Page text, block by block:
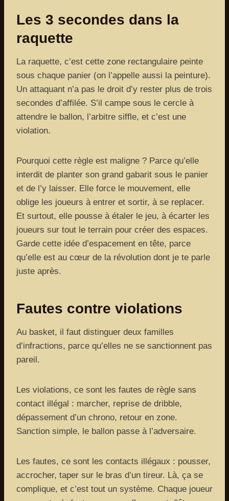
Les 3 secondes dans la
raquette
La raquette, c’est cette zone rectangulaire peinte
sous chaque panier (on l’appelle aussi la peinture).
Un attaquant n’a pas le droit d’y rester plus de trois
secondes d’affilée. S’il campe sous le cercle à
attendre le ballon, l’arbitre siffle, et c’est une
violation.
Pourquoi cette règle est maligne ? Parce qu’elle
interdit de planter son grand gabarit sous le panier
et de l’y laisser. Elle force le mouvement, elle
oblige les joueurs à entrer et sortir, à se replacer.
Et surtout, elle pousse à étaler le jeu, à écarter les
joueurs sur tout le terrain pour créer des espaces.
Garde cette idée d’espacement en tête, parce
qu’elle est au cœur de la révolution dont je te parle
juste après.
Fautes contre violations
Au basket, il faut distinguer deux familles
d’infractions, parce qu’elles ne se sanctionnent pas
pareil.
Les violations, ce sont les fautes de règle sans
contact illégal : marcher, reprise de dribble,
dépassement d’un chrono, retour en zone.
Sanction simple, le ballon passe à l’adversaire.
Les fautes, ce sont les contacts illégaux : pousser,
accrocher, taper sur le bras d’un tireur. Là, ça se
complique, et c’est tout un système. Chaque joueur